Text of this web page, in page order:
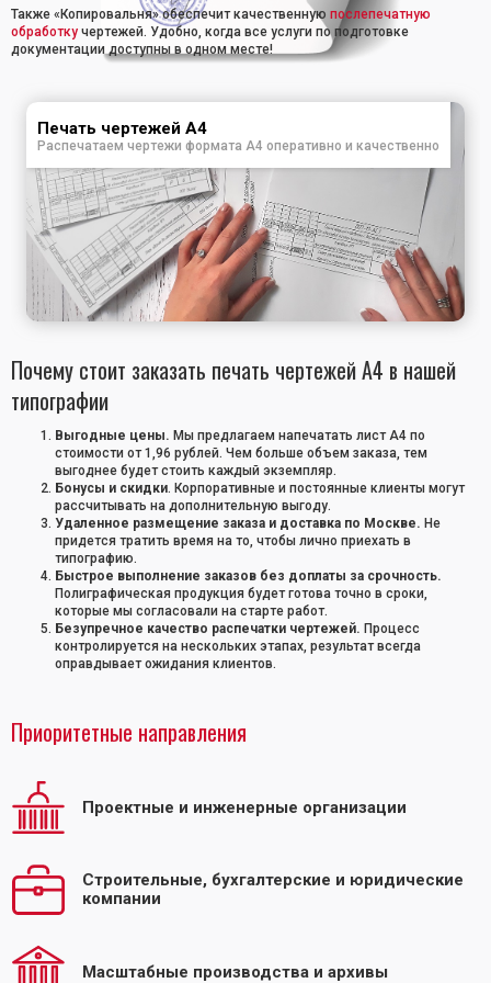
Также «Копировальня» обеспечит качественную послепечатную
обработку чертежей. Удобно, когда все услуги по подготовке
документации доступны в одном месте!
Печать чертежей А4
Распечатаем чертежи формата А4 оперативно и качественно
Почему стоит заказать печать чертежей А4 в нашей
типографии
Выгодные цены. Мы предлагаем напечатать лист А4 по
стоимости от 1,96 рублей. Чем больше объем заказа, тем
выгоднее будет стоить каждый экземпляр.
Бонусы и скидки. Корпоративные и постоянные клиенты могут
рассчитывать на дополнительную выгоду.
Удаленное размещение заказа и доставка по Москве. Не
придется тратить время на то, чтобы лично приехать в
типографию.
Быстрое выполнение заказов без доплаты за срочность.
Полиграфическая продукция будет готова точно в сроки,
которые мы согласовали на старте работ.
Безупречное качество распечатки чертежей. Процесс
контролируется на нескольких этапах, результат всегда
оправдывает ожидания клиентов.
Приоритетные направления
Проектные и инженерные организации
Строительные, бухгалтерские и юридические
компании
Масштабные производства и архивы